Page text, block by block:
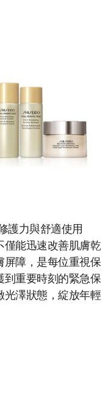
護力與舒適使用
僅能迅速改善肌膚乾
屏障，是每位重視保
到重要時刻的緊急保
光澤狀態，綻放年輕